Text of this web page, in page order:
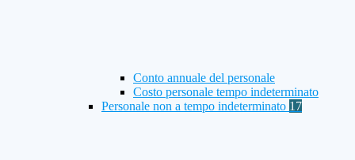
Conto annuale del personale
Costo personale tempo indeterminato
Personale non a tempo indeterminato 17